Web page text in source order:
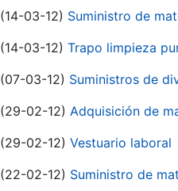
(14-03-12) Suministro de
(14-03-12) Trapo limpieza
(07-03-12) Suministros de
(29-02-12) Adquisición de
(29-02-12) Vestuario laboral
(22-02-12) Suministro de